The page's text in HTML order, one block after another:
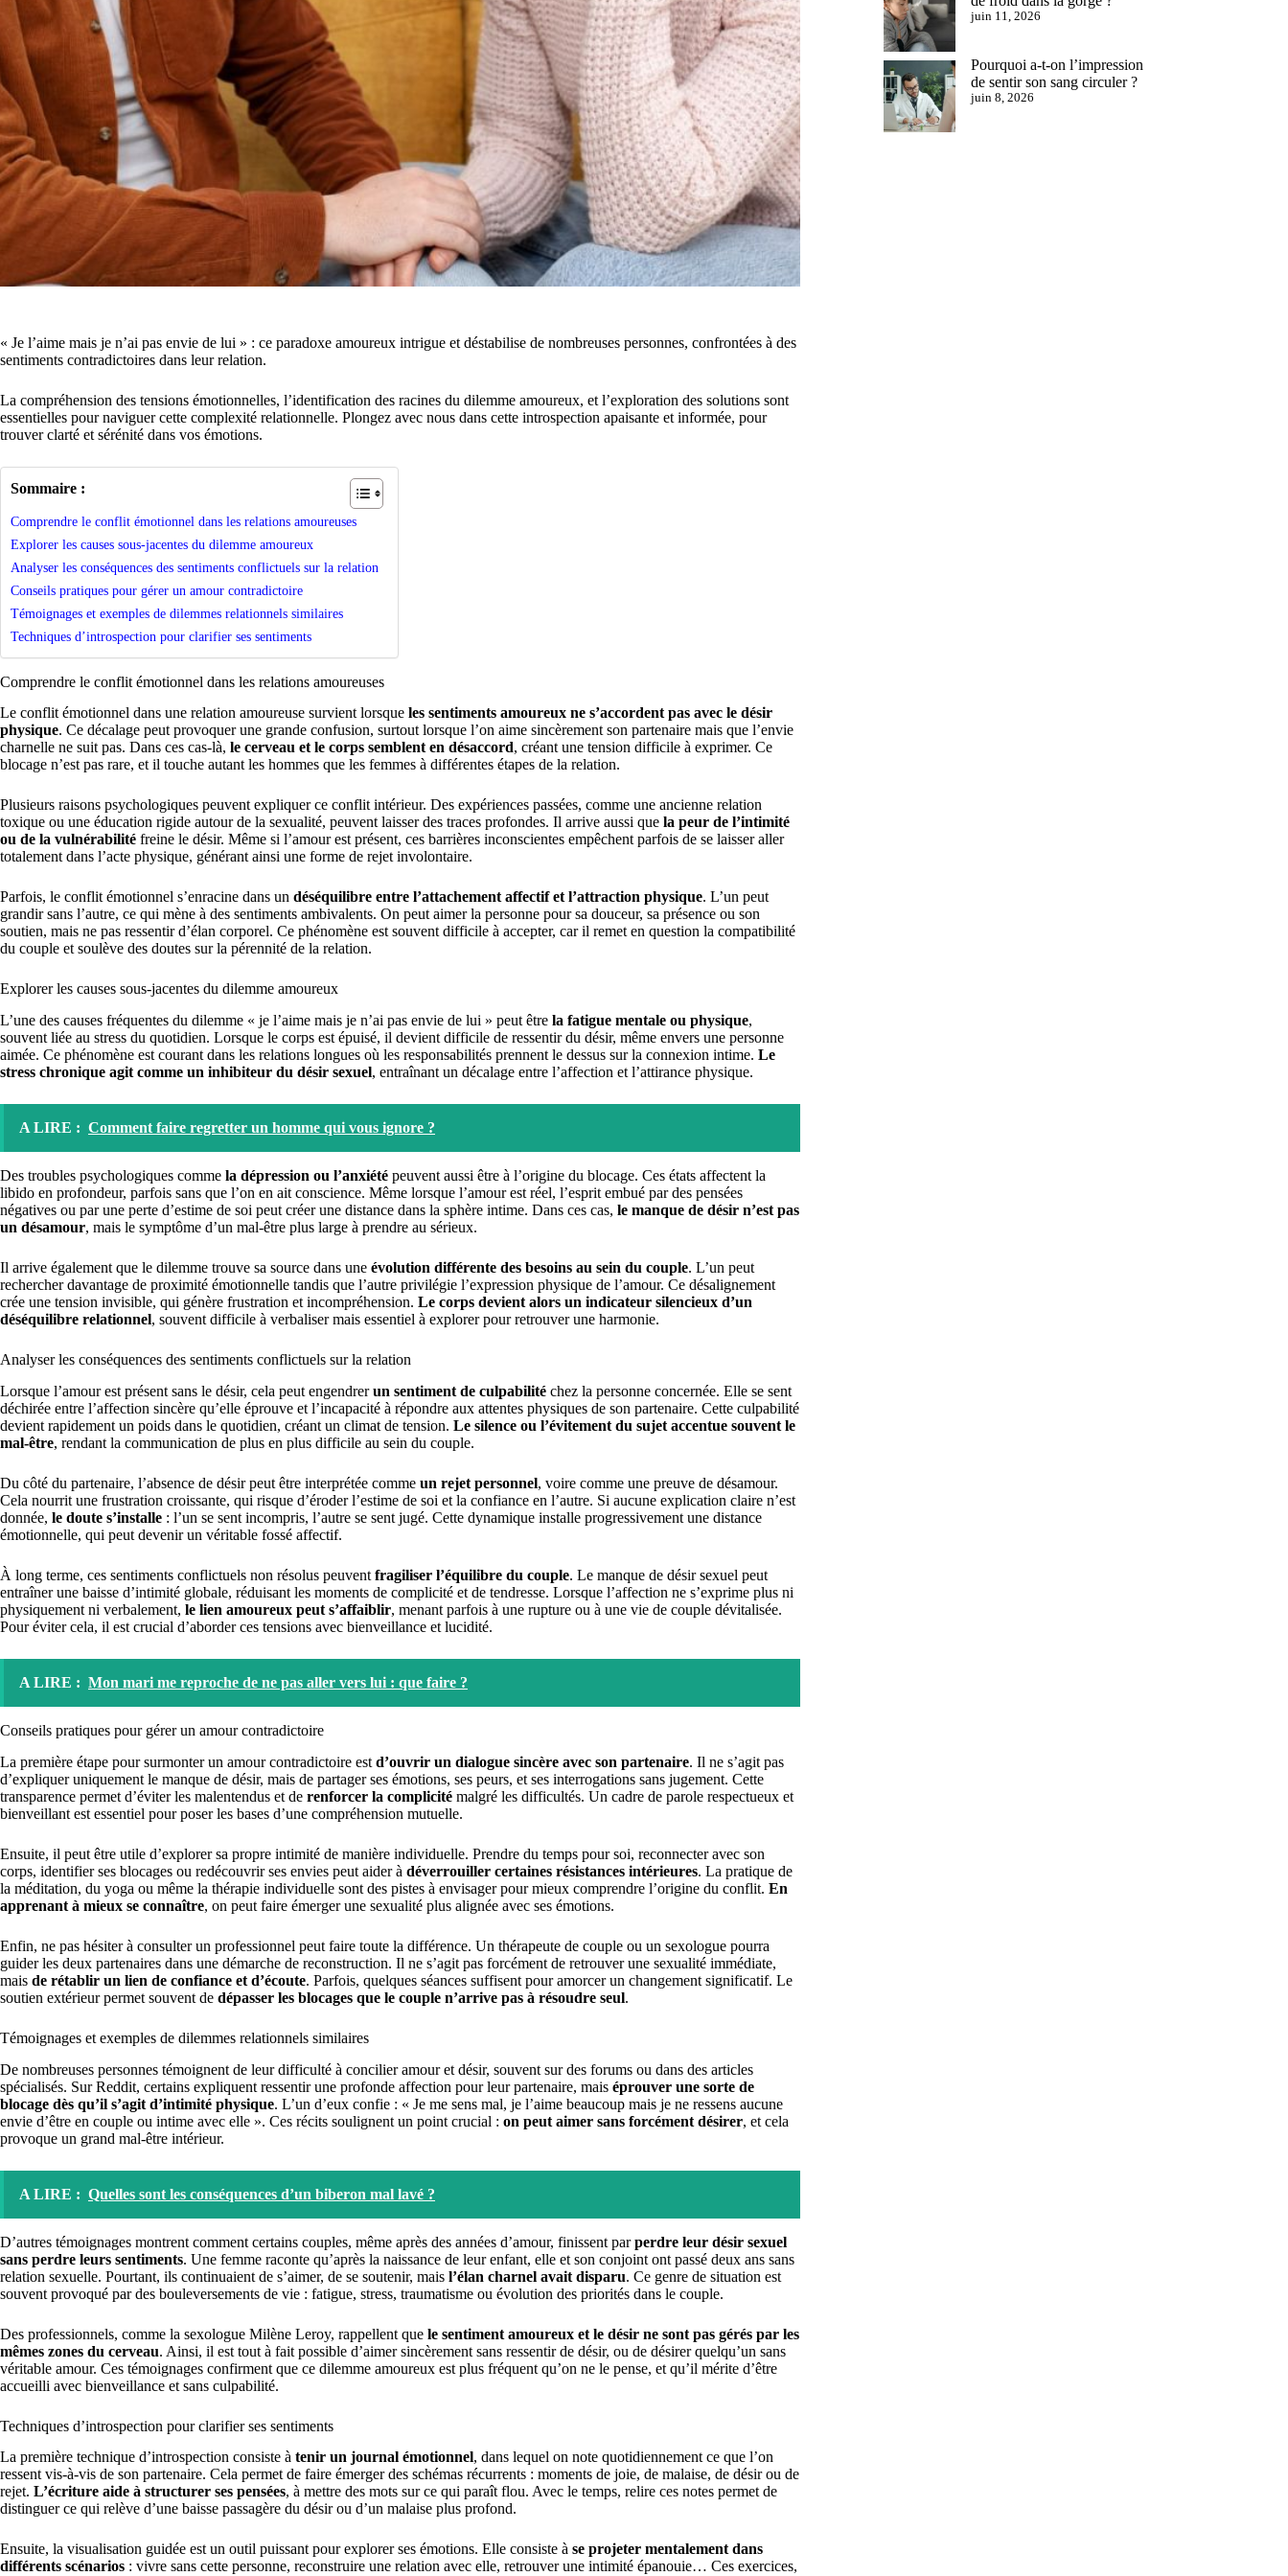
« Je l’aime mais je n’ai pas envie de lui » : ce paradoxe amoureux intrigue et déstabilise de nombreuses personnes, confrontées à des
sentiments contradictoires dans leur relation.
La compréhension des tensions émotionnelles, l’identification des racines du dilemme amoureux, et l’exploration des solutions sont
essentielles pour naviguer cette complexité relationnelle. Plongez avec nous dans cette introspection apaisante et informée, pour
trouver clarté et sérénité dans vos émotions.
Sommaire :
Comprendre le conflit émotionnel dans les relations amoureuses
Explorer les causes sous-jacentes du dilemme amoureux
Analyser les conséquences des sentiments conflictuels sur la relation
Conseils pratiques pour gérer un amour contradictoire
Témoignages et exemples de dilemmes relationnels similaires
Techniques d’introspection pour clarifier ses sentiments
Comprendre le conflit émotionnel dans les relations amoureuses
Le conflit émotionnel dans une relation amoureuse survient lorsque les sentiments amoureux ne s’accordent pas avec le désir
physique. Ce décalage peut provoquer une grande confusion, surtout lorsque l’on aime sincèrement son partenaire mais que l’envie
charnelle ne suit pas. Dans ces cas-là, le cerveau et le corps semblent en désaccord, créant une tension difficile à exprimer. Ce
blocage n’est pas rare, et il touche autant les hommes que les femmes à différentes étapes de la relation.
Plusieurs raisons psychologiques peuvent expliquer ce conflit intérieur. Des expériences passées, comme une ancienne relation
toxique ou une éducation rigide autour de la sexualité, peuvent laisser des traces profondes. Il arrive aussi que la peur de l’intimité
ou de la vulnérabilité freine le désir. Même si l’amour est présent, ces barrières inconscientes empêchent parfois de se laisser aller
totalement dans l’acte physique, générant ainsi une forme de rejet involontaire.
Parfois, le conflit émotionnel s’enracine dans un déséquilibre entre l’attachement affectif et l’attraction physique. L’un peut
grandir sans l’autre, ce qui mène à des sentiments ambivalents. On peut aimer la personne pour sa douceur, sa présence ou son
soutien, mais ne pas ressentir d’élan corporel. Ce phénomène est souvent difficile à accepter, car il remet en question la compatibilité
du couple et soulève des doutes sur la pérennité de la relation.
Explorer les causes sous-jacentes du dilemme amoureux
L’une des causes fréquentes du dilemme « je l’aime mais je n’ai pas envie de lui » peut être la fatigue mentale ou physique,
souvent liée au stress du quotidien. Lorsque le corps est épuisé, il devient difficile de ressentir du désir, même envers une personne
aimée. Ce phénomène est courant dans les relations longues où les responsabilités prennent le dessus sur la connexion intime. Le
stress chronique agit comme un inhibiteur du désir sexuel, entraînant un décalage entre l’affection et l’attirance physique.
A LIRE : Comment faire regretter un homme qui vous ignore ?
Des troubles psychologiques comme la dépression ou l’anxiété peuvent aussi être à l’origine du blocage. Ces états affectent la
libido en profondeur, parfois sans que l’on en ait conscience. Même lorsque l’amour est réel, l’esprit embué par des pensées
négatives ou par une perte d’estime de soi peut créer une distance dans la sphère intime. Dans ces cas, le manque de désir n’est pas
un désamour, mais le symptôme d’un mal-être plus large à prendre au sérieux.
Il arrive également que le dilemme trouve sa source dans une évolution différente des besoins au sein du couple. L’un peut
rechercher davantage de proximité émotionnelle tandis que l’autre privilégie l’expression physique de l’amour. Ce désalignement
crée une tension invisible, qui génère frustration et incompréhension. Le corps devient alors un indicateur silencieux d’un
déséquilibre relationnel, souvent difficile à verbaliser mais essentiel à explorer pour retrouver une harmonie.
Analyser les conséquences des sentiments conflictuels sur la relation
Lorsque l’amour est présent sans le désir, cela peut engendrerun sentiment de culpabilité chez la personne concernée. Elle se sent
déchirée entre l’affection sincère qu’elle éprouve et l’incapacité à répondre aux attentes physiques de son partenaire. Cette culpabilité
devient rapidement un poids dans le quotidien, créant un climat de tension. Le silence ou l’évitement du sujet accentue souvent le
mal-être, rendant la communication de plus en plus difficile au sein du couple.
Du côté du partenaire, l’absence de désir peut être interprétée comme un rejet personnel, voire comme une preuve de désamour.
Cela nourrit une frustration croissante, qui risque d’éroder l’estime de soi et la confiance en l’autre. Si aucune explication claire n’est
donnée, le doute s’installe : l’un se sent incompris, l’autre se sent jugé. Cette dynamique installe progressivement une distance
émotionnelle, qui peut devenir un véritable fossé affectif.
À long terme, ces sentiments conflictuels non résolus peuvent fragiliser l’équilibre du couple. Le manque de désir sexuel peut
entraîner une baisse d’intimité globale, réduisant les moments de complicité et de tendresse. Lorsque l’affection ne s’exprime plus ni
physiquement ni verbalement, le lien amoureux peut s’affaiblir, menant parfois à une rupture ou à une vie de couple dévitalisée.
Pour éviter cela, il est crucial d’aborder ces tensions avec bienveillance et lucidité.
A LIRE : Mon mari me reproche de ne pas aller vers lui : que faire ?
Conseils pratiques pour gérer un amour contradictoire
La première étape pour surmonter un amour contradictoire est d’ouvrir un dialogue sincère avec son partenaire. Il ne s’agit pas
d’expliquer uniquement le manque de désir, mais de partager ses émotions, ses peurs, et ses interrogations sans jugement. Cette
transparence permet d’éviter les malentendus et de renforcer la complicité malgré les difficultés. Un cadre de parole respectueux et
bienveillant est essentiel pour poser les bases d’une compréhension mutuelle.
Ensuite, il peut être utile d’explorer sa propre intimité de manière individuelle. Prendre du temps pour soi, reconnecter avec son
corps, identifier ses blocages ou redécouvrir ses envies peut aider à déverrouiller certaines résistances intérieures. La pratique de
la méditation, du yoga ou même la thérapie individuelle sont des pistes à envisager pour mieux comprendre l’origine du conflit. En
apprenant à mieux se connaître, on peut faire émerger une sexualité plus alignée avec ses émotions.
Enfin, ne pas hésiter à consulter un professionnel peut faire toute la différence. Un thérapeute de couple ou un sexologue pourra
guider les deux partenaires dans une démarche de reconstruction. Il ne s’agit pas forcément de retrouver une sexualité immédiate,
mais de rétablir un lien de confiance et d’écoute. Parfois, quelques séances suffisent pour amorcer un changement significatif. Le
soutien extérieur permet souvent de dépasser les blocages que le couple n’arrive pas à résoudre seul.
Témoignages et exemples de dilemmes relationnels similaires
De nombreuses personnes témoignent de leur difficulté à concilier amour et désir, souvent sur des forums ou dans des articles
spécialisés. Sur Reddit, certains expliquent ressentir une profonde affection pour leur partenaire, mais éprouver une sorte de
blocage dès qu’il s’agit d’intimité physique. L’un d’eux confie : « Je me sens mal, je l’aime beaucoup mais je ne ressens aucune
envie d’être en couple ou intime avec elle ». Ces récits soulignent un point crucial : on peut aimer sans forcément désirer, et cela
provoque un grand mal-être intérieur.
A LIRE : Quelles sont les conséquences d’un biberon mal lavé ?
D’autres témoignages montrent comment certains couples, même après des années d’amour, finissent parperdre leur désir sexuel
sans perdre leurs sentiments. Une femme raconte qu’après la naissance de leur enfant, elle et son conjoint ont passé deux ans sans
relation sexuelle. Pourtant, ils continuaient de s’aimer, de se soutenir, mais l’élan charnel avait disparu. Ce genre de situation est
souvent provoqué par des bouleversements de vie : fatigue, stress, traumatisme ou évolution des priorités dans le couple.
Des professionnels, comme la sexologue Milène Leroy, rappellent que le sentiment amoureux et le désir ne sont pas gérés par les
mêmes zones du cerveau. Ainsi, il est tout à fait possible d’aimer sincèrement sans ressentir de désir, ou de désirer quelqu’un sans
véritable amour. Ces témoignages confirment que ce dilemme amoureux est plus fréquent qu’on ne le pense, et qu’il mérite d’être
accueilli avec bienveillance et sans culpabilité.
Techniques d’introspection pour clarifier ses sentiments
La première technique d’introspection consiste à tenir un journal émotionnel, dans lequel on note quotidiennement ce que l’on
ressent vis-à-vis de son partenaire. Cela permet de faire émerger des schémas récurrents : moments de joie, de malaise, de désir ou de
rejet. L’écriture aide à structurer ses pensées, à mettre des mots sur ce qui paraît flou. Avec le temps, relire ces notes permet de
distinguer ce qui relève d’une baisse passagère du désir ou d’un malaise plus profond.
Ensuite, la visualisation guidée est un outil puissant pour explorer ses émotions. Elle consiste à se projeter mentalement dans
différents scénarios : vivre sans cette personne, reconstruire une relation avec elle, retrouver une intimité épanouie… Ces exercices,
juin 11, 2026
Pourquoi a-t-on l’impression
de sentir son sang circuler ?
juin 8, 2026